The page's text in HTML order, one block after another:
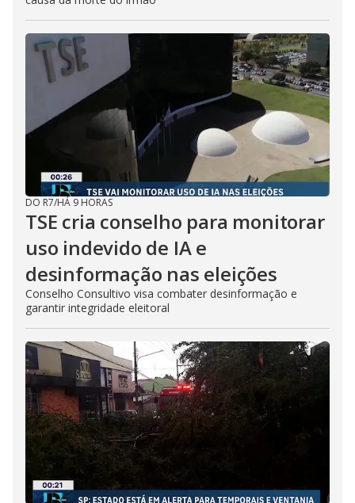
DO R7/HÁ 9 HORAS
TSE cria conselho para monitorar
uso indevido de IA e
desinformação nas eleições
Conselho Consultivo visa combater desinformação e
garantir integridade eleitoral